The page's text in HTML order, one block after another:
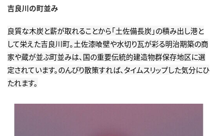
吉良川の町並み
良質な木炭と薪が取れることから「土佐備長炭」の積み出し港と
して栄えた吉良川町。土佐漆喰壁や水切り瓦が彩る明治期築の商
家や蔵が並ぶ町並みは、国の重要伝統的建造物群保存地区に選
定されています。のんびり散策すれば、タイムスリップした気分にひ
たれます。